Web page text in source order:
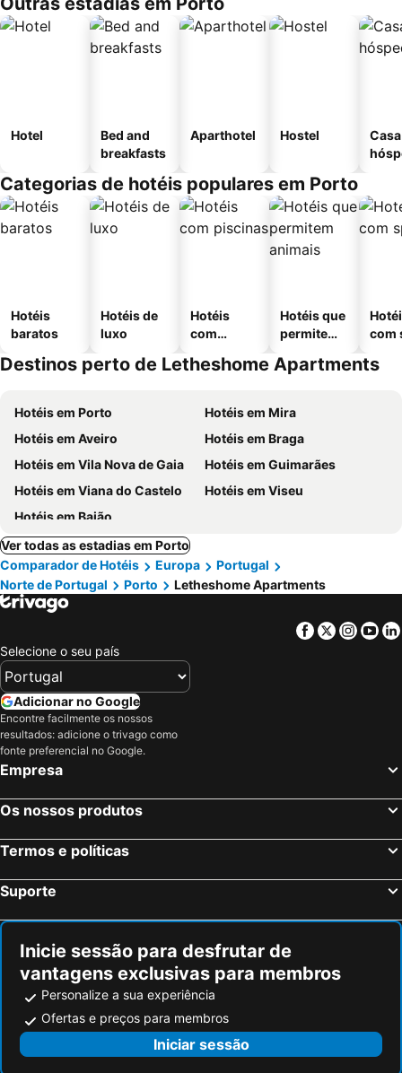
Hotel
Bed and
breakfasts
Aparthotel Hostel
Categorias de hotéis populares em Porto
Hotéis
baratos
Hotéis de
luxo
Hotéis
com
Hotéis que
permitem
com
Destinos perto de Letheshome Apartments
Hotéis em Porto
Hotéis em Mira
Hotéis em Aveiro
Hotéis em Braga
Hotéis em Vila Nova de Gaia
Hotéis em Guimarães
Hotéis em Viana do Castelo
Hotéis em Viseu
Hotéis em Baião
Ver todas as estadias em Porto
Comparador de Hotéis
Europa
Portugal
Norte de Portugal
Porto Letheshome Apartments
Facebook
Twitter
Selecione o seu país
Adicionar no Google
Encontre facilmente os nossos
resultados: adicione o trivago como
fonte preferencial no Google.
Empresa
Os nossos produtos
Termos e políticas
Suporte
Inicie sessão para desfrutar de
vantagens exclusivas para membros
Personalize a sua experiência
Ofertas e preços para membros
Iniciar sessão